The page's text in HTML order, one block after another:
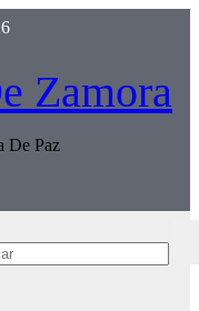
Zamora
De Paz